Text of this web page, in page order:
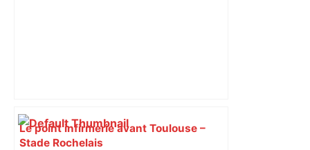
Le point infirmerie avant Toulouse –
Stade Rochelais